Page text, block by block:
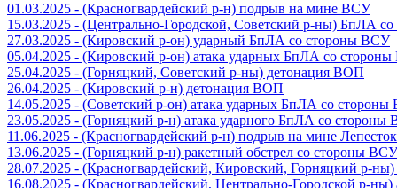
01.03.2025 - (Красногвардейский р-н) подрыв на мине ВСУ
15.03.2025 - (Центрально-Городской, Советский р-ны) БпЛА
27.03.2025 - (Кировский р-он) ударный БпЛА со стороны ВСУ
05.04.2025 - (Кировский р-он) атака ударных БпЛА со
25.04.2025 - (Горняцкий, Советский р-ны) детонация ВОП
26.04.2025 - (Кировский р-н) детонация ВОП
14.05.2025 - (Советский р-он) атака ударных БпЛА со
23.05.2025 - (Горняцкий р-н) атака ударного БпЛА со стороны
11.06.2025 - (Красногвардейский р-н) подрыв на мине Лепесток
13.06.2025 - (Горняцкий р-н) ракетный обстрел со стороны ВСУ
28.07.2025 - (Красногвардейский, Кировский, Горняцкий р-
16.08.2025 - (Красногвардейский, Центрально-Городской р-